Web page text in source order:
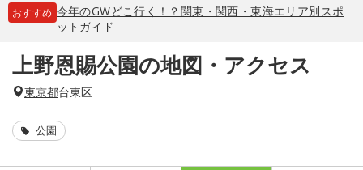
おすすめ 今年のGWどこ行く！？関東・関西・東海エリア別スポ
ットガイド
上野恩賜公園の地図・アクセス
東京都台東区
公園